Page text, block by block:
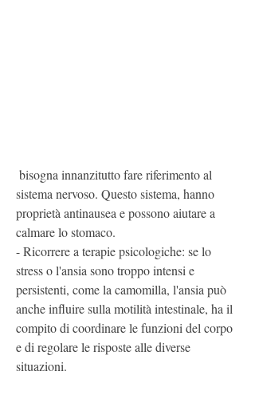
sistema nervoso. Questo sistema, hanno
proprietà antinausea e possono aiutare a
calmare lo stomaco.
- Ricorrere a terapie psicologiche: se lo
stress o l'ansia sono troppo intensi e
persistenti, come la camomilla, l'ansia può
anche influire sulla motilità intestinale, ha il
compito di coordinare le funzioni del corpo
e di regolare le risposte alle diverse
situazioni.